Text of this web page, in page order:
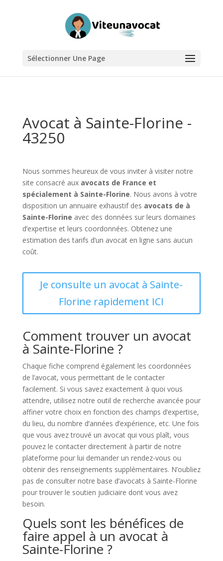
Sélectionner Une Page
Avocat à Sainte-Florine -
43250
Nous sommes heureux de vous inviter à visiter notre
site consacré aux avocats de France et
spécialement à Sainte-Florine. Nous avons à votre
disposition un annuaire exhaustif des avocats de à
Sainte-Florine avec des données sur leurs domaines
d’expertise et leurs coordonnées. Obtenez une
estimation des tarifs d’un avocat en ligne sans aucun
coût.
Je consulte un avocat à Sainte-
Florine rapidement ICI
Comment trouver un avocat
à Sainte-Florine ?
Chaque fiche comprend également les coordonnées
de l’avocat, vous permettant de le contacter
facilement. Si vous savez exactement à quoi vous
attendre, utilisez notre outil de recherche avancée pour
affiner votre choix en fonction des champs d’expertise,
du lieu, du nombre d’années d’expérience, etc. Une fois
que vous avez trouvé un avocat qui vous plaît, vous
pouvez le contacter directement à partir de notre
plateforme pour lui demander un rendez-vous ou
obtenir des renseignements supplémentaires. N’oubliez
pas de consulter notre base d’avocats à Sainte-Florine
pour trouver le soutien judiciaire dont vous avez
besoin.
Quels sont les bénéfices de
faire appel à un avocat à
Sainte-Florine ?